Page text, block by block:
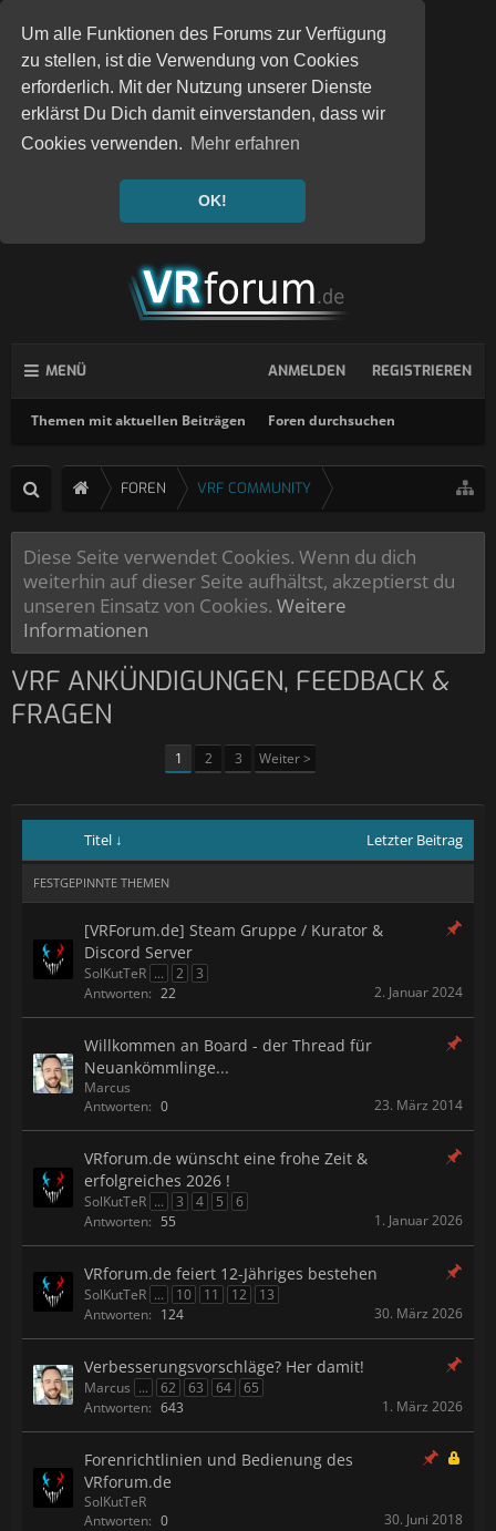
Um alle Funktionen des Forums zur Verfügung
zu stellen, ist die Verwendung von Cookies
erforderlich. Mit der Nutzung unserer Dienste
erklärst Du Dich damit einverstanden, dass wir
Cookies verwenden. Mehr erfahren
OK!
MENÜ
Themen mit aktuellen Beiträgen Foren durchsuchen
ANMELDEN REGISTRIEREN
FOREN VRF COMMUNITY
Diese Seite verwendet Cookies. Wenn du dich
weiterhin auf dieser Seite aufhältst, akzeptierst du
unseren Einsatz von Cookies. Weitere
Informationen
VRF ANKÜNDIGUNGEN, FEEDBACK &
FRAGEN
1 2 3 Weiter >
Titel ↓ Letzter Beitrag
FESTGEPINNTE THEMEN
[VRForum.de] Steam Gruppe / Kurator &
Discord Server
SolKutTeR ... 2
3
Antworten: 22 2. Januar 2024
Willkommen an Board - der Thread für
Neuankömmlinge...
Marcus
Antworten: 0 23. März 2014
VRforum.de wünscht eine frohe Zeit &
erfolgreiches 2026 !
SolKutTeR ... 3 4 5
6
Antworten: 55 1. Januar 2026
VRforum.de feiert 12-Jähriges bestehen
SolKutTeR ... 10 11 12
13
Antworten: 124 30. März 2026
Verbesserungsvorschläge? Her damit!
Marcus ... 62 63 64
65
Antworten: 643 1. März 2026
Forenrichtlinien und Bedienung des
VRforum.de
SolKutTeR
Antworten: 0 30. Juni 2018